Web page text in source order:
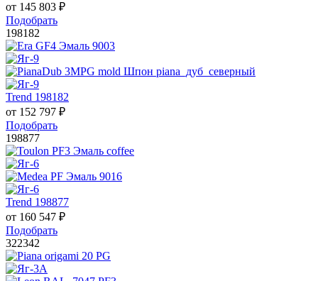
от 145 803 ₽
Подобрать
198182
Trend 198182
от 152 797 ₽
Подобрать
198877
Trend 198877
от 160 547 ₽
Подобрать
322342